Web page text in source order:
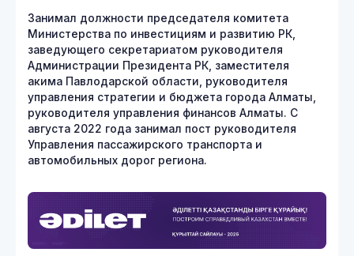
Занимал должности председателя комитета
Министерства по инвестициям и развитию РК,
заведующего секретариатом руководителя
Администрации Президента РК, заместителя
акима Павлодарской области, руководителя
управления стратегии и бюджета города Алматы,
руководителя управления финансов Алматы. С
августа 2022 года занимал пост руководителя
Управления пассажирского транспорта и
автомобильных дорог региона.